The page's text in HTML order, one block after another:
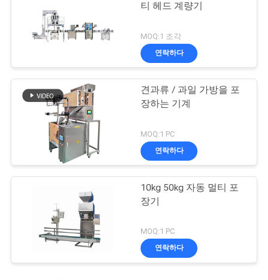
티 헤드 계량기
MOQ:1 조각
연락하다
견과류 / 과일 가방을 포
장하는 기계
MOQ:1 PC
연락하다
10kg 50kg 자동 멀티 포
장기
MOQ:1 PC
연락하다